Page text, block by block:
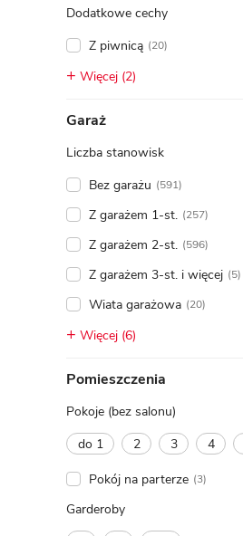
Dodatkowe cechy
Z piwnicą (20)
Więcej (2)
Garaż
Liczba stanowisk
Bez garażu (591)
Z garażem 1-st. (257)
Z garażem 2-st. (596)
Z garażem 3-st. i więcej (5)
Wiata garażowa (20)
Więcej (6)
Pomieszczenia
Pokoje (bez salonu)
do 1
2 3 4
Pokój na parterze (3)
Garderoby